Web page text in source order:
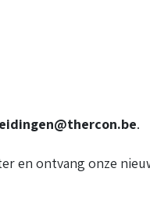
.
en ontvang onze